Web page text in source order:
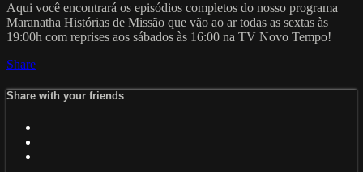
Aqui você encontrará os episódios completos do nosso programa
Maranatha Histórias de Missão que vão ao ar todas as sextas às
19:00h com reprises aos sábados às 16:00 na TV Novo Tempo!
Share
Share with your friends